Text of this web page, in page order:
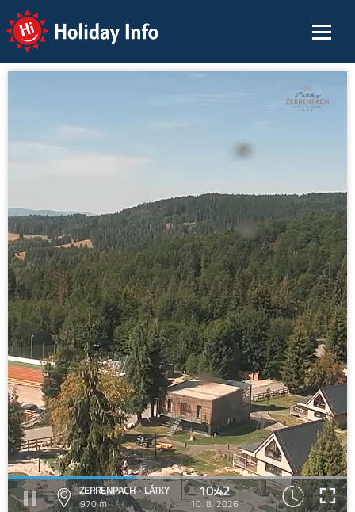
Holiday Info
ZERRENPACH - LÁTKY
970 m
10:42
10. 8. 2026